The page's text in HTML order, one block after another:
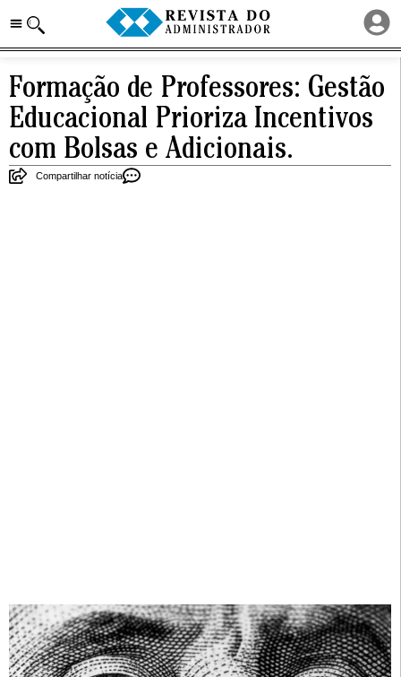
Formação de Professores: Gestão
Educacional Prioriza Incentivos
com Bolsas e Adicionais.
Compartilhar notícia